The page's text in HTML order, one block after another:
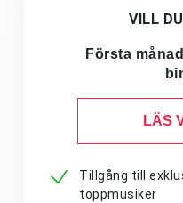
VILL
Första
LÄS
Tillgång till
toppmusiker